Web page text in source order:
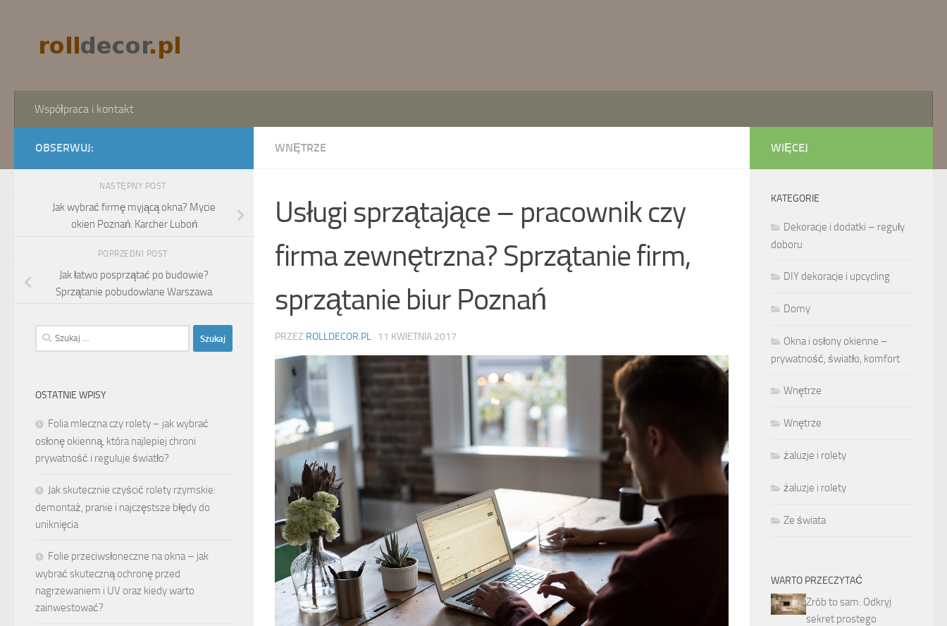
Współpraca i kontakt
WNĘTRZE
Usługi sprzątające – pracownik czy
firma zewnętrzna? Sprzątanie firm,
sprzątanie biur Poznań
PRZEZ ROLLDECOR.PL · 11 KWIETNIA 2017
OBSERWUJ:
NASTĘPNY POST
Jak wybrać firmę myjącą okna? Mycie
okien Poznań. Karcher Luboń
POPRZEDNI POST
Jak łatwo posprzątać po budowie?
Sprzątanie pobudowlane Warszawa
Szukaj:
OSTATNIE WPISY
Folia mleczna czy rolety – jak wybrać
osłonę okienną, która najlepiej chroni
prywatność i reguluje światło?
Jak skutecznie czyścić rolety rzymskie:
demontaż, pranie i najczęstsze błędy do
uniknięcia
Folie przeciwsłoneczne na okna – jak
wybrać skuteczną ochronę przed
nagrzewaniem i UV oraz kiedy warto
zainwestować?
WIĘCEJ
KATEGORIE
Dekoracje i dodatki – reguły
doboru
DIY dekoracje i upcycling
Domy
Okna i osłony okienne –
prywatność, światło, komfort
Wnętrze
Wnętrze
żaluzje i rolety
żaluzje i rolety
Ze świata
WARTO PRZECZYTAĆ
Zrób to sam: Odkryj
sekret prostego